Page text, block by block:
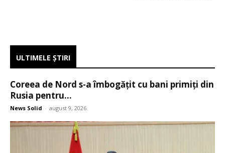
ULTIMELE ŞTIRI
Coreea de Nord s-a îmbogățit cu bani primiți din
Rusia pentru...
News Solid - august 9, 2026